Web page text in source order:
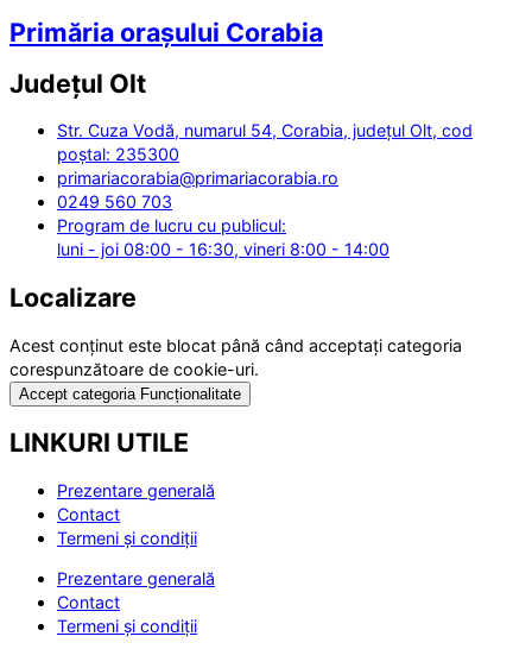
Primăria orașului Corabia
Județul Olt
Str. Cuza Vodă, numarul 54, Corabia, județul Olt, cod
poștal: 235300
primariacorabia@primariacorabia.ro
0249 560 703
Program de lucru cu publicul:
luni - joi 08:00 - 16:30, vineri 8:00 - 14:00
Localizare
Acest conținut este blocat până când acceptați categoria
corespunzătoare de cookie-uri.
Accept categoria Funcționalitate
LINKURI UTILE
Prezentare generală
Contact
Termeni și condiții
Prezentare generală
Contact
Termeni și condiții